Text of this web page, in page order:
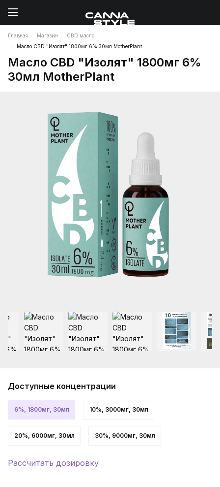
Главная Магазин
CBD масло
Масло CBD "Изолят" 1800мг 6% 30мл MotherPlant
Масло CBD "Изолят" 1800мг 6%
30мл MotherPlant
Доступные концентрации
6%, 1800мг, 30мл 10%, 3000мг, 30мл
20%, 6000мг, 30мл 30%, 9000мг, 30мл
Рассчитать дозировку